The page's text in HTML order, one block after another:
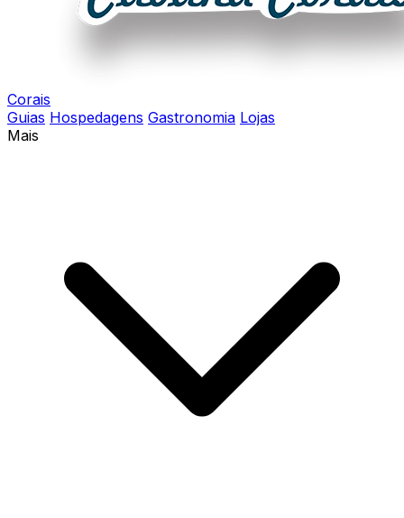
Corais
Guias Hospedagens Gastronomia Lojas
Mais